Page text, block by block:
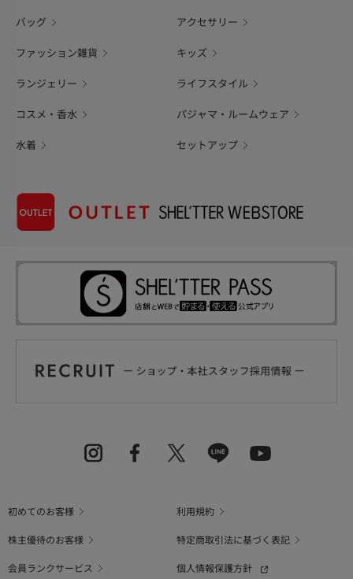
バッグ アクセサリー
ファッション雑貨 キッズ
ランジェリー ライフスタイル
コスメ・香水 パジャマ・ルームウェア
水着 セットアップ
初めてのお客様
利用規約
株主優待のお客様
特定商取引法に基づく表記
会員ランクサービス
個人情報保護方針